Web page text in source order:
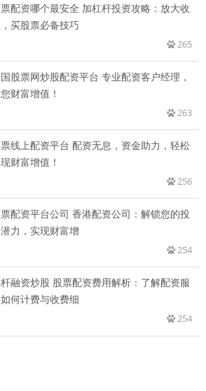
配资哪个最安全 加杠杆投资攻略：放大收
买股票必备技巧
265
股票网炒股配资平台 专业配资客户经理，
财富增值！
263
线上配资平台 配资无息，资金助力，轻松
财富增值！
256
配资平台公司 香港配资公司：解锁您的投
力，实现财富增
254
融资炒股 股票配资费用解析：了解配资服
何计费与收费细
254